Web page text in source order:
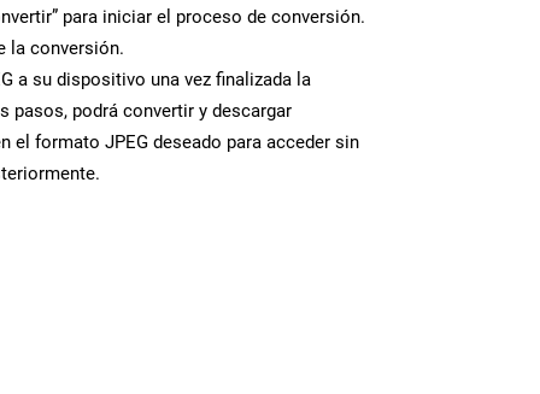
para iniciar el proceso de conversión.
la conversión.
a su dispositivo una vez finalizada la
pasos, podrá convertir y descargar
el formato JPEG deseado para acceder sin